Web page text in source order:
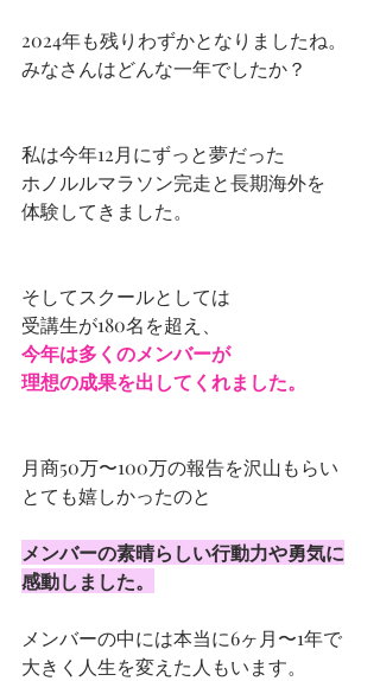
2024年も残りわずかとなりましたね。
みなさんはどんな一年でしたか？
私は今年12月にずっと夢だった
ホノルルマラソン完走と長期海外を
体験してきました。
そしてスクールとしては
受講生が180名を超え、
今年は多くのメンバーが
理想の成果を出してくれました。
月商50万〜100万の報告を沢山もらい
とても嬉しかったのと
メンバーの素晴らしい行動力や勇気に
感動しました。
メンバーの中には本当に6ヶ月〜1年で
大きく人生を変えた人もいます。